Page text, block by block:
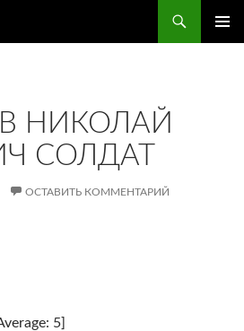
НИКОЛАЙ
СОЛДАТ
ОСТАВИТЬ КОММЕНТАРИЙ
5]